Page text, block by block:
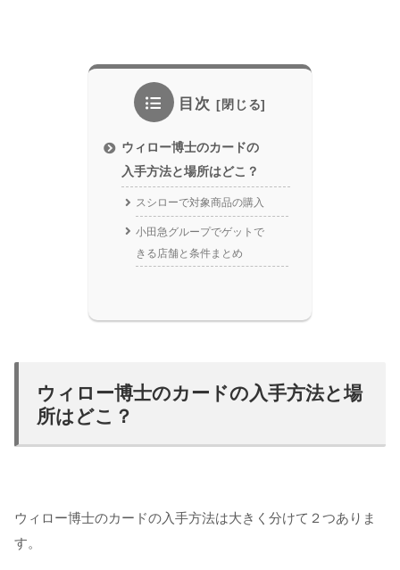
目次
ウィロー博士のカードの
入手方法と場所はどこ？
スシローで対象商品の購入
小田急グループでゲットで
きる店舗と条件まとめ
ウィロー博士のカードの入手方法と場
所はどこ？
ウィロー博士のカードの入手方法は大きく分けて２つありま
す。